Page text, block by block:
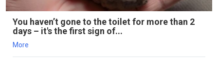
You haven’t gone to the toilet for more than 2
days – it's the first sign of...
More